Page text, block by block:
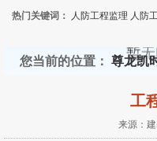
热门关键词： 人防工程监理 人防
您当前的位置： 尊龙凯
工
来源：